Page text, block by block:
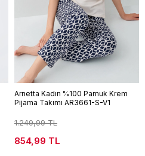
Arnetta Kadın %100 Pamuk Krem
Pijama Takımı AR3661-S-V1
1.249,99 TL
854,99 TL